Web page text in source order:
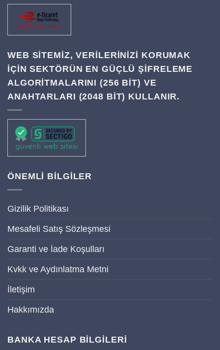
WEB SITEMIZ, VERILERINIZI KORUMAK
IÇIN SEKTÖRÜN EN GÜÇLÜ ŞIFRELEME
ALGORITMALARINI (256 BIT) VE
ANAHTARLARI (2048 BIT) KULLANIR.
ÖNEMLİ BİLGİLER
Gizilik Politikası
Mesafeli Satış Sözleşmesi
Garanti ve İade Koşulları
Kvkk ve Aydınlatma Metni
İletişim
Hakkımızda
BANKA HESAP BİLGİLERİ